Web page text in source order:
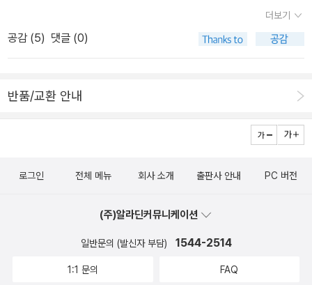
온 길은 험하지만 민주주의와 국민과 국가에 대한 사랑이 가득한 순
교자의 길이였다.현재 2015년 말, 친일반민족주의자이자, 독재자의
딸이 대통령이 되어 국정을 운영하고 있다.선거에 국정원 댓글과 개
여자에게 기대한 것은 증세없는 복지, 반값 등록금 등 먹고살만한 사
도리어 적반하장으로 국민을 탄압한다.국가의 역사를 가정사로 만들
자유 표현을 불법이라무식한 억지를 부리고, 국민을 상대로 종북 그
욕이 도를 넘는 것이 아닌지 모르겠다.세월호에서 죽어간 아이들과
없다고 보는 것이 맞지 않을까.자국민이 죽어가고, 살려달라고 소리
쳐도 7시간 동안 연애를 했던지, 게임을 했던지 피곤해서 잤던지 어
왠만한 책은, 읽지 않았다 하더라도 조금은 낯익어 보이기도 하는데
아. 읽어야지, 하고서 마루에 쌓아뒀는데 손님이 온다고 해서 서둘러
적거려보고 싶어질까? 사유없는 책읽기,에 대한 반성이 먼저 나올 듯
하지만. 우리가 '빨갱이 사냥'을 하던 시절 중국에서는 '우파 사냥'을
했다...는데. 내가 생각지 못한 내용이 담겨있는 책이다!'지난 일은 결
화된 후 아버지의 지인들이 어떻게 아버지를 배신하는지 소상히 기록
격을 잃지 않은 인물들에 대해서도 이야기하며 그들을 중국의 마지막
귀족이라고 칭했다,고 하는데. 흠.... 그래도 여기서는 올리버 색스의
인문학 강의: 서울의 재발견>, 헬렌 S. 정의 <니체 운명 수업>, 고상
만의 <중정이 기록한 장준하>를 5권의 목록에 넣었다.
1. <양의 노래> 가토 슈이치 지음/ 이목 옮김 가토 슈이치는
자 ‘리버럴리스트’로 알려져있다. 국내에는 <번역과 일본의 근대>,<
간과 공간> 등으로 알려져 있다. 1966년 11월부터1967년 12월까지
책은 가토슈이치의 자서전이다. <가토 슈이치의 독서만능>에서 보여
를 좀더 가까운 거리에서 들여다볼 수 있지 않을까 기대된다. 현해탄
을 건너 국내에 출판되기까지 50년 가까운 세월이 걸린 것이어서 더
가토 슈이치의 <양의 노래>가 소개되어있어 내가 읽은 <양의 노래>
더보기
공감 (5) 댓글 (0)
반품/교환 안내
로그인 전체 메뉴 회사 소개 출판사 안내 PC 버전
(주)알라딘커뮤니케이션
일반문의 (발신자 부담) 1544-2514
1:1 문의 FAQ